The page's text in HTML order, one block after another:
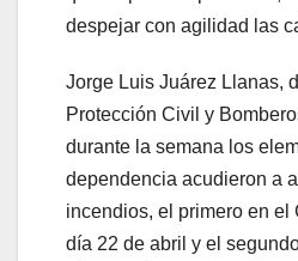
despejar con agilidad las
Jorge Luis Juárez Llanas,
Protección Civil y
durante la semana los
dependencia acudieron a
incendios, el primero en el
día 22 de abril y el